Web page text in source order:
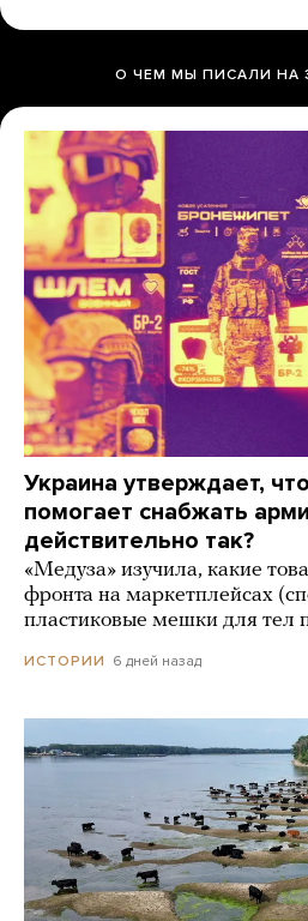
О ЧЕМ МЫ ПИСАЛИ НА
Украина утверждает,
помогает снабжать
действительно так?
«Медуза» изучила, какие
фронта на маркетплейсах
пластиковые мешки для тел
ИСТОРИИ 6 дней назад